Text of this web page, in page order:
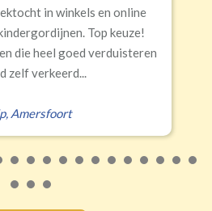
Roede
(tunnel)
Volledige verduisterend
alles netjes aangekomen
Erald,Zeist